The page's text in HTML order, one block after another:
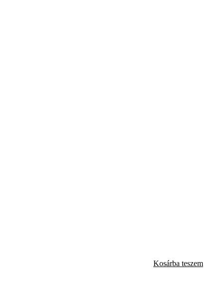
Kosárba teszem